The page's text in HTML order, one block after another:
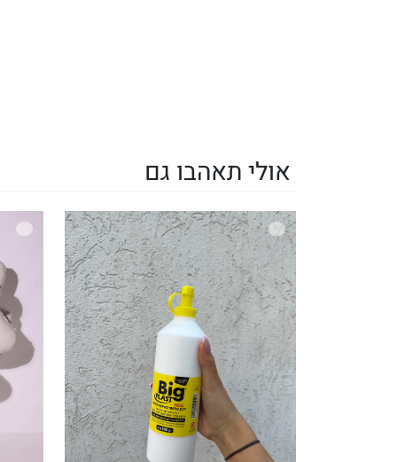
אולי תאהבו גם